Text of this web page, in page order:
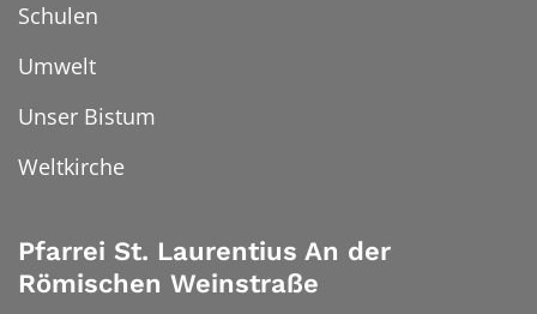
Schulen
Umwelt
Unser Bistum
Weltkirche
Pfarrei St. Laurentius An der
Römischen Weinstraße